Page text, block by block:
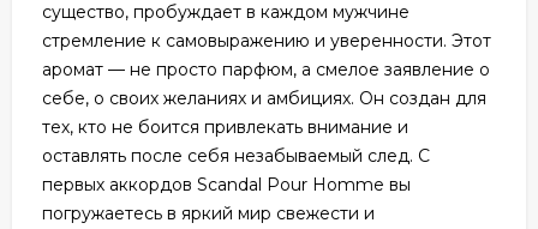
существо, пробуждает в каждом мужчине
стремление к самовыражению и уверенности. Этот
аромат — не просто парфюм, а смелое заявление о
себе, о своих желаниях и амбициях. Он создан для
тех, кто не боится привлекать внимание и
оставлять после себя незабываемый след. С
первых аккордов Scandal Pour Homme вы
погружаетесь в яркий мир свежести и